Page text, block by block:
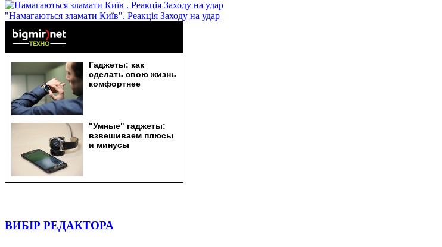
"Намагаються зламати Київ". Реакція Заходу на удар
ВИБІР РЕДАКТОРА